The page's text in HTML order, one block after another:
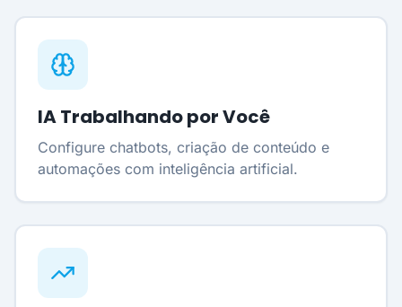
IA Trabalhando por Você
Configure chatbots, criação de conteúdo e
automações com inteligência artificial.